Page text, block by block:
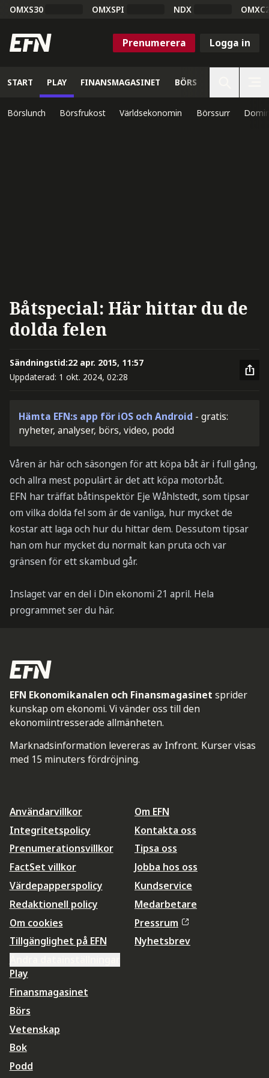
OMXS30 OMXSPI NDX
Prenumerera Logga in
START PLAY FINANSMAGASINET BÖRS
Börslunch Börsfrukost Världsekonomin Börssurr
Båtspecial: Här hittar du de
dolda felen
Sändningstid:22 apr. 2015, 11:57
Uppdaterad: 1 okt. 2024, 02:28
Hämta EFN:s app för iOS och Android - gratis:
nyheter, analyser, börs, video, podd
Våren är här och säsongen för att köpa båt är i full gång,
och allra mest populärt är det att köpa motorbåt.
EFN har träffat båtinspektör Eje Wåhlstedt, som tipsar
om vilka dolda fel som är de vanliga, hur mycket de
kostar att laga och hur du hittar dem. Dessutom tipsar
han om hur mycket du normalt kan pruta och var
gränsen för ett skambud går.
Inslaget var en del i Din ekonomi 21 april. Hela
programmet ser du här.
EFN Ekonomikanalen och Finansmagasinet sprider
kunskap om ekonomi. Vi vänder oss till den
ekonomiintresserade allmänheten.
Marknadsinformation levereras av Infront. Kurser visas
med 15 minuters fördröjning.
Användarvillkor
Integritetspolicy
Prenumerationsvillkor
FactSet villkor
Värdepapperspolicy
Redaktionell policy
Om cookies
Tillgänglighet på EFN
Om EFN
Kontakta oss
Tipsa oss
Jobba hos oss
Kundservice
Medarbetare
Pressrum
Nyhetsbrev
Play
Finansmagasinet
Börs
Vetenskap
Bok
Podd